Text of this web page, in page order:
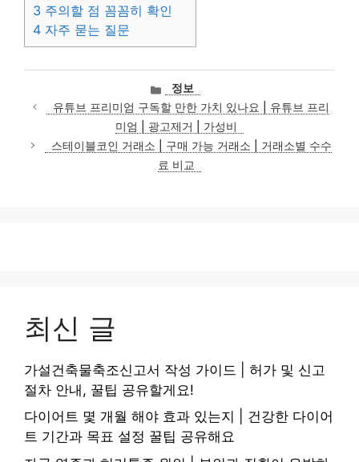
3 주의할 점 꼼꼼히 확인
4 자주 묻는 질문
카
테
고
리
정보
유튜브 프리미엄 구독할 만한 가치 있나요 | 유튜브 프리
미엄 | 광고제거 | 가성비
스테이블코인 거래소 | 구매 가능 거래소 | 거래소별 수수
료 비교
최신 글
가설건축물축조신고서 작성 가이드 | 허가 및 신고
절차 안내, 꿀팁 공유할게요!
다이어트 몇 개월 해야 효과 있는지 | 건강한 다이어
트 기간과 목표 설정 꿀팁 공유해요